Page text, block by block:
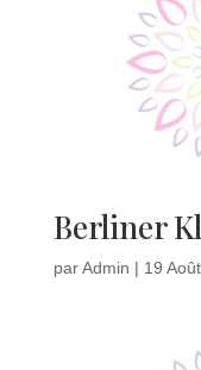
Berliner
parAdmin | 19